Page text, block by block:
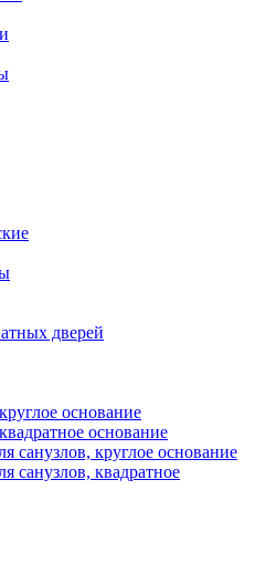
дверей
основание
основание
санузлов, круглое основание
санузлов, квадратное